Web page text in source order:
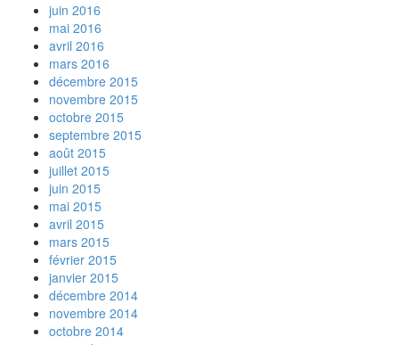
juin 2016
mai 2016
avril 2016
mars 2016
décembre 2015
novembre 2015
octobre 2015
septembre 2015
août 2015
juillet 2015
juin 2015
mai 2015
avril 2015
mars 2015
février 2015
janvier 2015
décembre 2014
novembre 2014
octobre 2014